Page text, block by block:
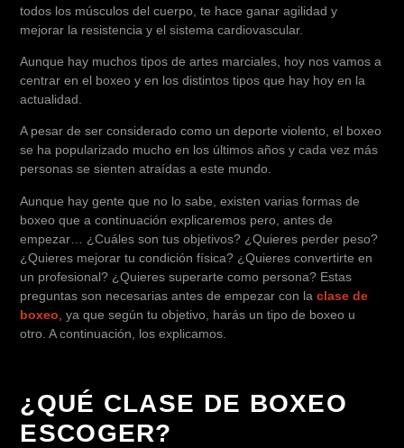
todos los músculos del cuerpo, te hace ganar agilidad y
mejorar la resistencia y el sistema cardiovascular.
Aunque hay muchos tipos de artes marciales, hoy nos vamos a
centrar en el boxeo y en los distintos tipos que hay hoy en la
actualidad.
A pesar de ser considerado como un deporte violento, el boxeo
se ha popularizado mucho en los últimos años y cada vez más
personas se sienten atraídas a este mundo.
Aunque hay gente que no lo sabe, existen varias formas de
boxeo que a continuación explicaremos pero, antes de
empezar… ¿Cuáles son tus objetivos? ¿Quieres perder peso?
¿Quieres mejorar tu condición física? ¿Quieres convertirte en
un profesional? ¿Quieres superarte como persona? Estas
preguntas son necesarias antes de empezar con laclase de
boxeo , ya que según tu objetivo, harás un tipo de boxeo u
otro. A continuación, los explicamos.
¿QUÉ CLASE DE BOXEO
ESCOGER?